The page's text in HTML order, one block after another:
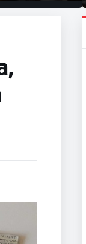
тунел во слепа